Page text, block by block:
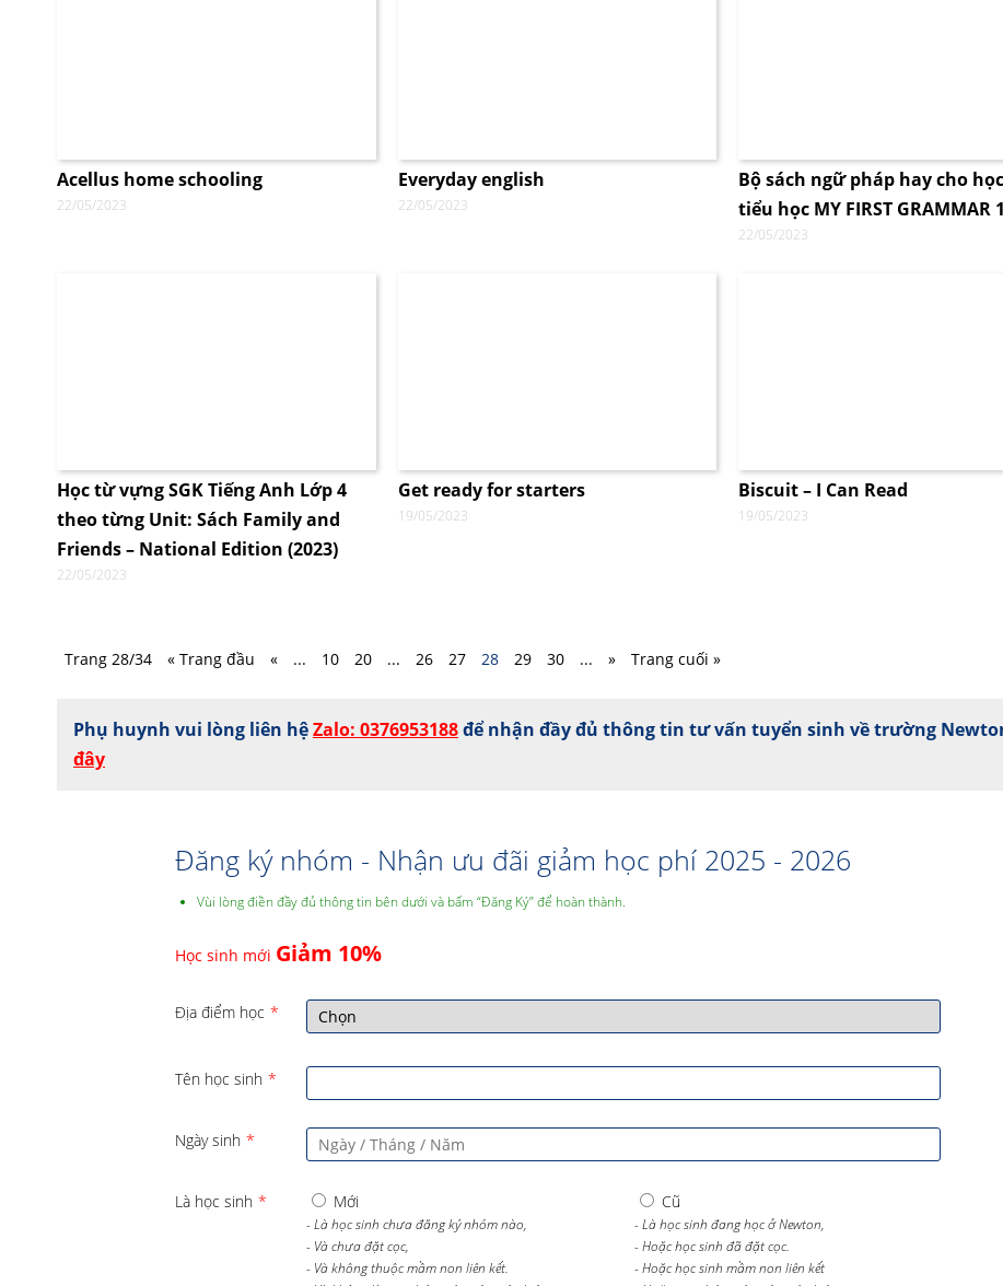
Acellus home schooling
22/05/2023
Everyday english
22/05/2023
Bộ sách ngữ pháp hay cho
tiểu học MY FIRST GRAMMAR
22/05/2023
Học từ vựng SGK Tiếng Anh Lớp 4
theo từng Unit: Sách Family and
Friends – National Edition (2023)
22/05/2023
Get ready for starters
19/05/2023
Biscuit – I Can Read
19/05/2023
Trang 28/34 « Trang đầu « ... 10 20 ... 26 27 28 29 30 ... » Trang cuối »
Phụ huynh vui lòng liên hệZalo: 0376953188để nhận đầy đủ thông tin tư vấn tuyển sinh về trường
đây
Đăng ký nhóm - Nhận ưu đãi giảm học phí 2025 - 2026
Vùi lòng điền đầy đủ thông tin bên dưới và bấm “Đăng Ký” để hoàn thành.
Học sinh mới Giảm 10%
Địa điểm học *
Tên học sinh *
Ngày sinh *
Là học sinh * Mới
- Là học sinh chưa đăng ký nhóm nào,
- Và chưa đặt cọc,
- Và không thuộc mầm non liên kết.
Cũ
- Là học sinh đang học ở Newton,
- Hoặc học sinh đã đặt cọc.
- Hoặc học sinh mầm non liên kết